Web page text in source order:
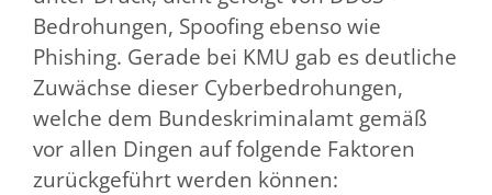
Bedrohungen, Spoofing ebenso wie
Phishing. Gerade bei KMU gab es deutliche
Zuwächse dieser Cyberbedrohungen,
welche dem Bundeskriminalamt gemäß
vor allen Dingen auf folgende Faktoren
zurückgeführt werden können: